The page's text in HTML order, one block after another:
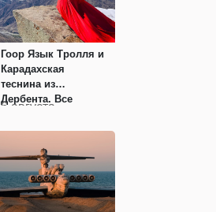
Гоор Язык Тролля и
Карадахская
теснина из
Дербента. Все
6 августа